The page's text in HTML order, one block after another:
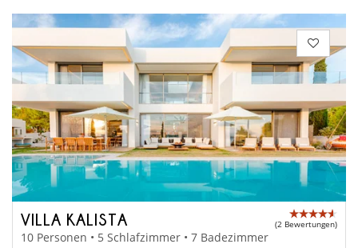
VILLA KALISTA (2 Bewertungen)
10 Personen • 5 Schlafzimmer • 7 Badezimmer